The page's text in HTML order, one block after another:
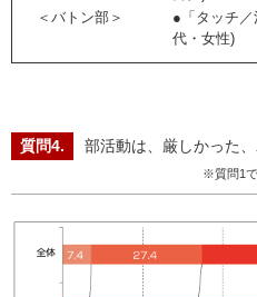
＜バトン部＞
●「タッチ
代・女性)
部活動は、厳しかった
※質問1で